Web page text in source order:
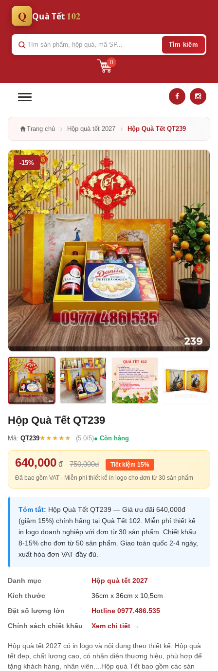
Q Quà Tết 102
0
Tìm kiếm
Trang chủ › Hộp quà tết 2027 › Hộp Quà Tết QT239
-15%
Hộp Quà Tết QT239
Mã: QT239★★★★★ (5.0/5) Còn hàng
640,000 đ 750,000đ
Tiết kiệm 15%
Đã bao gồm VAT · Miễn phí thiết kế in logo cho đơn từ 30 sản phẩm
Tóm tắt: Hộp Quà Tết QT239 — Giá ưu đãi 640,000đ
(giảm 15%) chính hãng tại Quà Tết 102. Miễn phí thiết kế
in logo doanh nghiệp với đơn từ 30 sản phẩm. Chiết khấu
8-15% cho đơn từ 50 sản phẩm. Giao toàn quốc 2-4 ngày,
xuất hóa đơn VAT đầy đủ.
Danh mục
Hộp quà tết 2027
Kích thước
36cm x 36cm x 10,5cm
Đặt số lượng lớn
Hotline 0977.486.535
Chính sách chiết khấu
Xem chi tiết →
Hộp quà tết 2027 có in logo và nội dung theo thiết kế. Hộp quà
tết đẹp, chất lượng cao, có nhận diện thương hiệu, phù hợp để
tặng khách hàng, nhân viên....Hộp quà Tết bao gồm các sản